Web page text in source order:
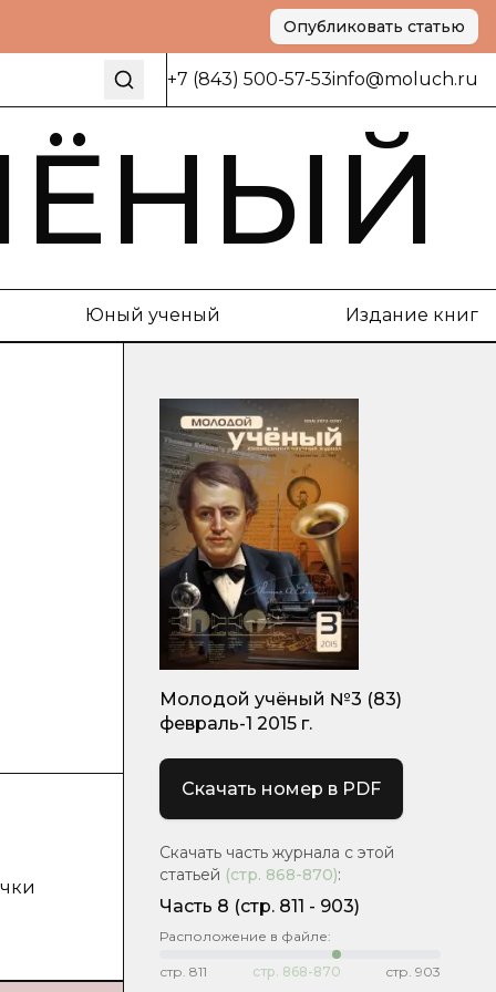
Опубликовать статью
+7 (843) 500-57-53info@moluch.ru
Юный ученый Издание книг
Молодой учёный №3 (83)
февраль-1 2015 г.
Скачать номер в PDF
Скачать часть журнала с этой
статьей (стр. 868-870):
Часть 8 (cтр. 811 - 903)
Расположение в файле:
стр. 811 стр. 868-870 стр. 903